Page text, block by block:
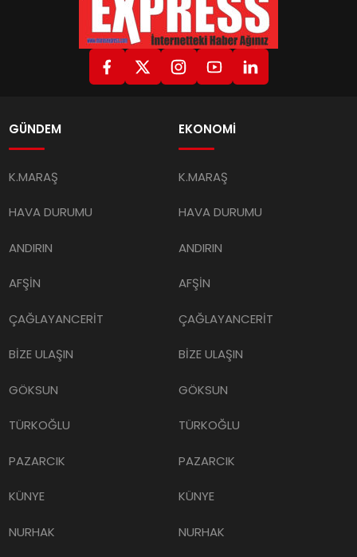
GÜNDEM
K.MARAŞ
HAVA DURUMU
ANDIRIN
AFŞİN
ÇAĞLAYANCERİT
BİZE ULAŞIN
GÖKSUN
TÜRKOĞLU
PAZARCIK
KÜNYE
NURHAK
EKONOMİ
K.MARAŞ
HAVA DURUMU
ANDIRIN
AFŞİN
ÇAĞLAYANCERİT
BİZE ULAŞIN
GÖKSUN
TÜRKOĞLU
PAZARCIK
KÜNYE
NURHAK